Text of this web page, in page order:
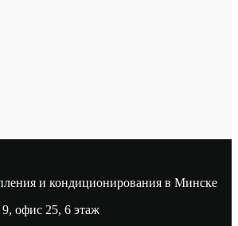
и кондиционирования в Минске
офис 25, 6 этаж